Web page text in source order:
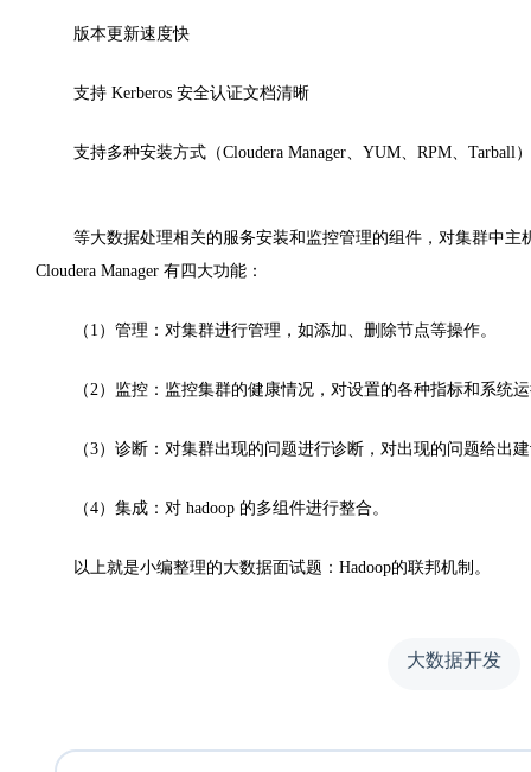
版本更新速度快
支持 Kerberos 安全认证文档清晰
支持多种安装方式（Cloudera Manager、YUM、RPM、Tarball
等大数据处理相关的服务安装和监控管理的组件，对集群中主
Cloudera Manager 有四大功能：
（1）管理：对集群进行管理，如添加、删除节点等操作。
（2）监控：监控集群的健康情况，对设置的各种指标和系统
（3）诊断：对集群出现的问题进行诊断，对出现的问题给出
（4）集成：对 hadoop 的多组件进行整合。
以上就是小编整理的大数据面试题：Hadoop的联邦机制。
大数据开发